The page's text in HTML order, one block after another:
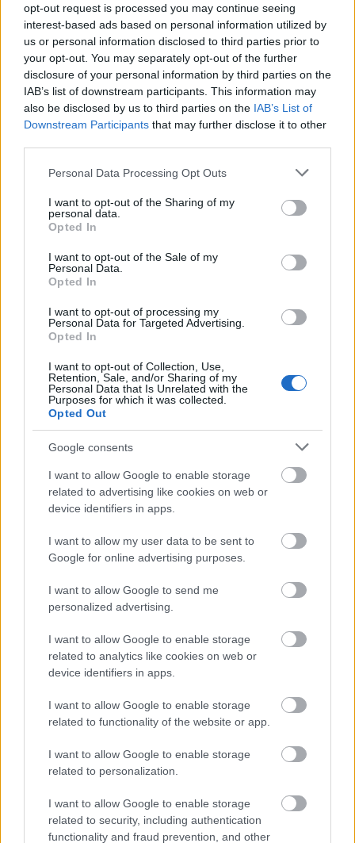
opt-out request is processed you may continue seeing
interest-based ads based on personal information utilized by
us or personal information disclosed to third parties prior to
your opt-out. You may separately opt-out of the further
disclosure of your personal information by third parties on the
IAB’s list of downstream participants. This information may
also be disclosed by us to third parties on the IAB’s List of
Downstream Participants that may further disclose it to other
Please note that this website/app uses one or more Google
not limited to your visit or usage behaviour. You may click to
grant or deny consent to Google and its third-party tags to
use your data for below specified purposes in below Google
consent section.
Personal Data Processing Opt Outs
I want to opt-out of the Sharing of my
personal data.
Opted In
I want to opt-out of the Sale of my
Personal Data.
Opted In
I want to opt-out of processing my
Personal Data for Targeted Advertising.
Opted In
I want to opt-out of Collection, Use,
Retention, Sale, and/or Sharing of my
Personal Data that Is Unrelated with the
Purposes for which it was collected.
Opted Out
Google consents
I want to allow Google to enable storage
related to advertising like cookies on web or
device identifiers in apps.
I want to allow my user data to be sent to
Google for online advertising purposes.
I want to allow Google to send me
personalized advertising.
I want to allow Google to enable storage
related to analytics like cookies on web or
device identifiers in apps.
I want to allow Google to enable storage
related to functionality of the website or app.
I want to allow Google to enable storage
related to personalization.
I want to allow Google to enable storage
related to security, including authentication
functionality and fraud prevention, and other
Kvíz: Zöldség vagy gyümölcs? Te
biztosan tudod, melyik finomság
minek számít?
ÉLETMÓD
Egyáltalán nem mindegy, hogyan
mosod meg a zöldségeket és a
a megfelelő módszer fontosságára